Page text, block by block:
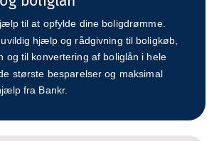
til at opfylde dine boligdrømme.
hjælp og rådgivning til boligkøb,
og til konvertering af boliglån i hele
største besparelser og maksimal
fra Bankr.